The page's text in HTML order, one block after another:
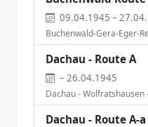
09.04.1945 –
Buchenwald-Gera-Eger-
Dachau - Route A
– 26.04.1945
Dachau -
Dachau - Route A-a